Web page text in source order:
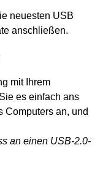
neuesten USB
anschließen.
mit Ihrem
es einfach ans
Computers an, und
an einen USB-2.0-